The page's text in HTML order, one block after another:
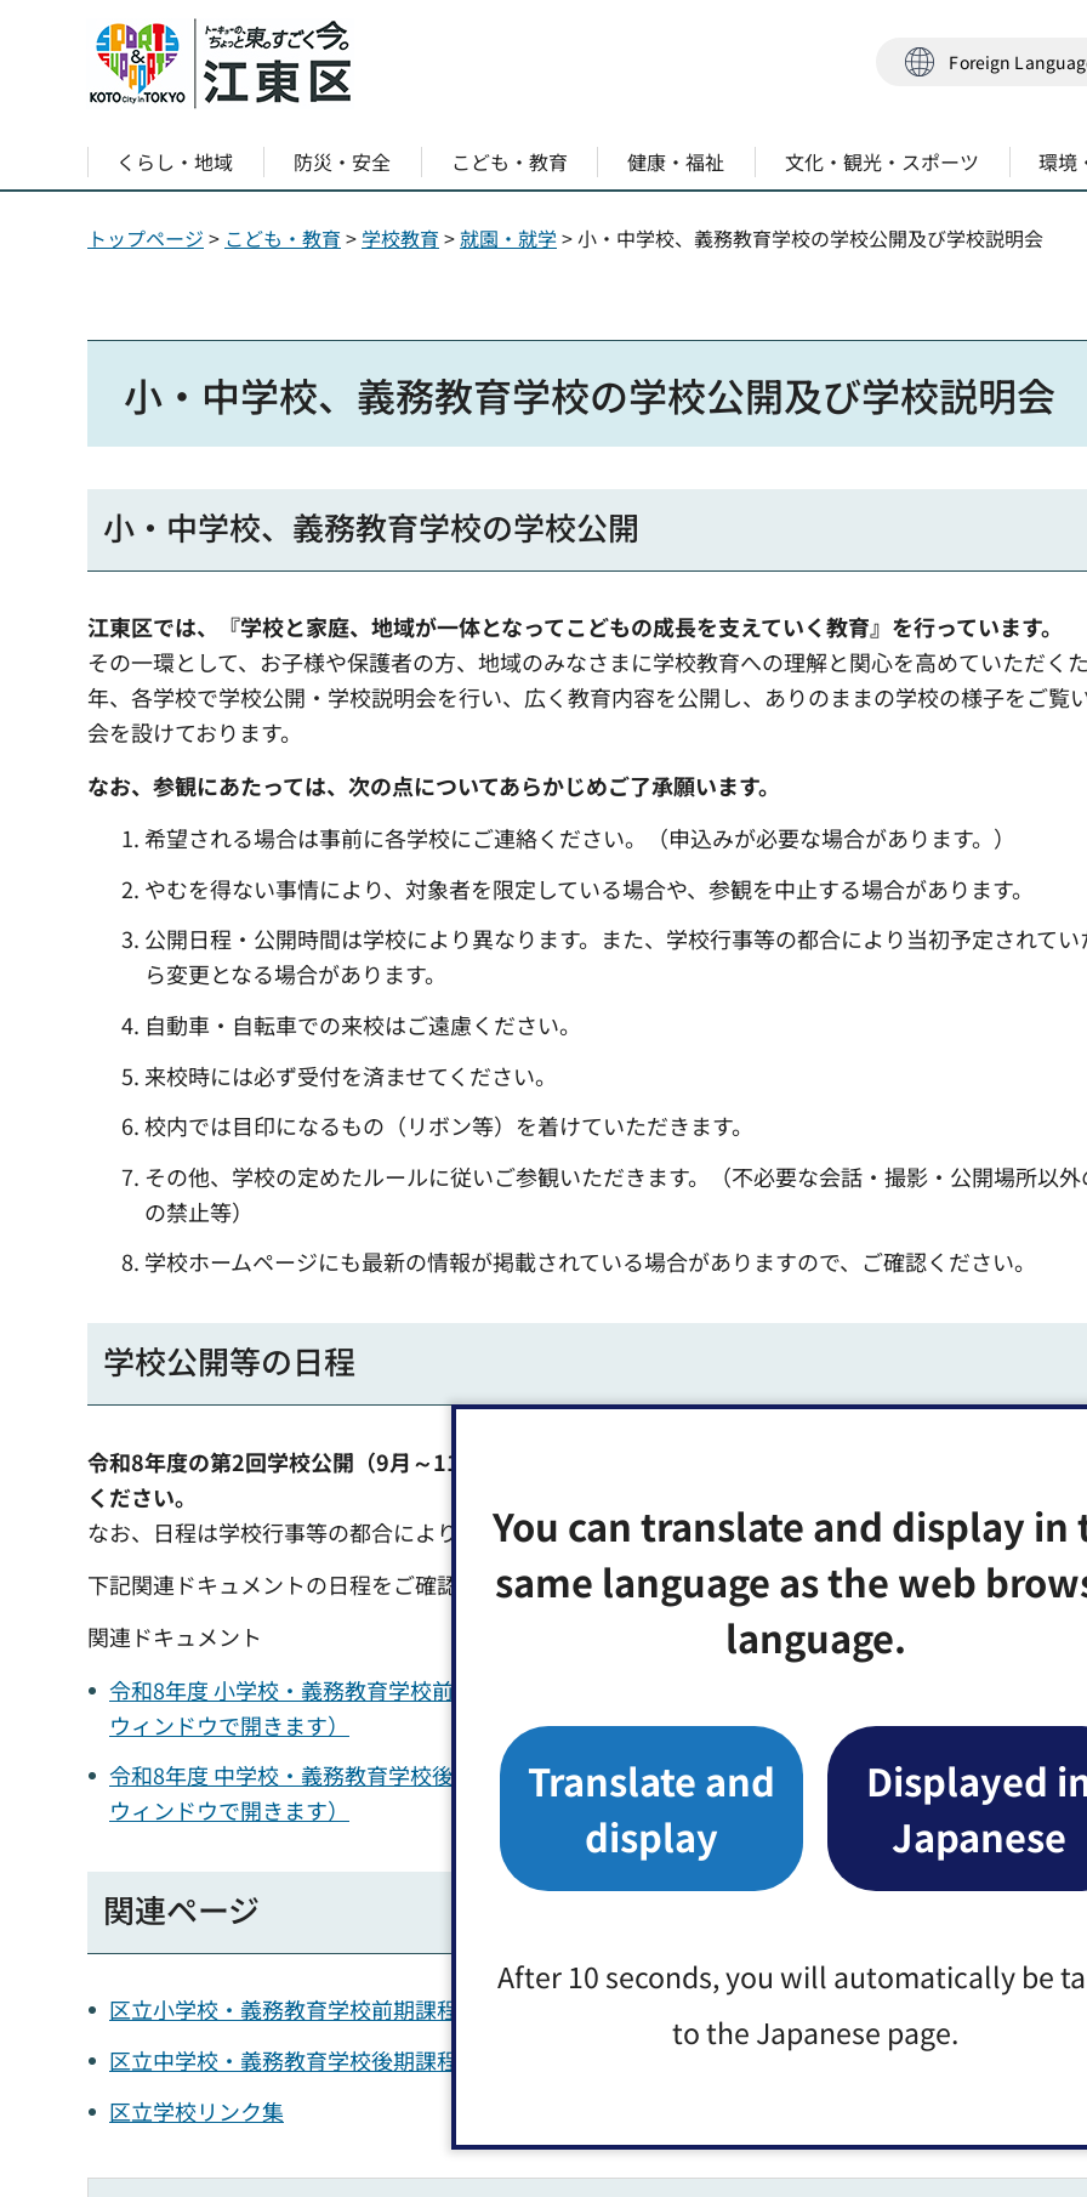
You can translate and display in
same language as the web
language.
Translate and
display
Displayed
Japanese
After 10 seconds, you will automatically be
to the Japanese page.
Foreign
くらし・地域 防災・安全 こども・教育 健康・福祉 文化・観光・スポーツ 環境
トップページ > こども・教育 > 学校教育 >就園・就学 > 小・中学校、義務教育学校の学校公開及び学校説明会
小・中学校、義務教育学校の学校公開及び学校説明会
小・中学校、義務教育学校の学校公開
江東区では、『学校と家庭、地域が一体となってこどもの成長を支えていく教育』を行っています。
その一環として、お子様や保護者の方、地域のみなさまに学校教育への理解と関心を高めていただく
年、各学校で学校公開・学校説明会を行い、広く教育内容を公開し、ありのままの学校の様子をご覧
会を設けております。
なお、参観にあたっては、次の点についてあらかじめご了承願います。
希望される場合は事前に各学校にご連絡ください。（申込みが必要な場合があります。）
やむを得ない事情により、対象者を限定している場合や、参観を中止する場合があります。
公開日程・公開時間は学校により異なります。また、学校行事等の都合により当初予定されて
ら変更となる場合があります。
自動車・自転車での来校はご遠慮ください。
来校時には必ず受付を済ませてください。
校内では目印になるもの（リボン等）を着けていただきます。
その他、学校の定めたルールに従いご参観いただきます。（不必要な会話・撮影・公開場所以外
の禁止等）
学校ホームページにも最新の情報が掲載されている場合がありますので、ご確認ください。
学校公開等の日程
令和8年度の第2回学校公開（9月～11月）・学校説明会・入学説明会の日程は、下記関連ドキュメント
ください。
なお、日程は学校行事等の都合により変更となる場合があります。
下記関連ドキュメントの日程をご確認のうえ、ご参加くださいますようお願いいたします。
関連ドキュメント
令和8年度 小学校・義務教育学校前期課程 第2回学校公開・学校説明会・入学説明会日程（PDF：
ウィンドウで開きます）
令和8年度 中学校・義務教育学校後期課程 第2回学校公開・学校説明会・入学説明会日程（PDF：
ウィンドウで開きます）
関連ページ
区立小学校・義務教育学校前期課程の通学区域
区立中学校・義務教育学校後期課程の通学区域
区立学校リンク集